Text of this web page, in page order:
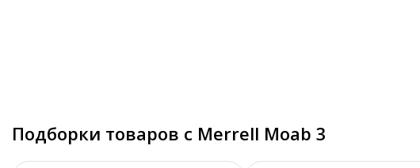
Подборки товаров с Merrell Moab 3